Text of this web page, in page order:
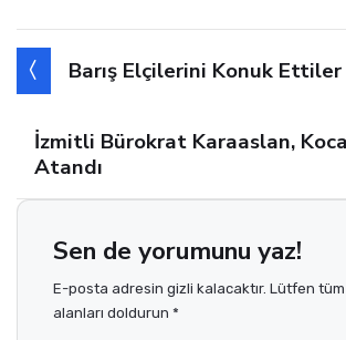
Barış Elçilerini Konuk Ettiler
İzmitli Bürokrat Karaaslan,
Atandı
Sen de yorumunu yaz!
E-posta adresin gizli kalacaktır. Lütfen
alanları doldurun *